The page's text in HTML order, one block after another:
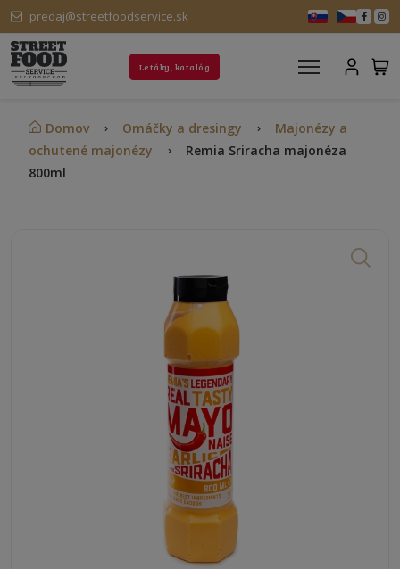
predaj@streetfoodservice.sk
Letáky, katalóg
Domov Omáčky a dresingy
Majonézy a
ochutené majonézy
Remia Sriracha majonéza
800ml